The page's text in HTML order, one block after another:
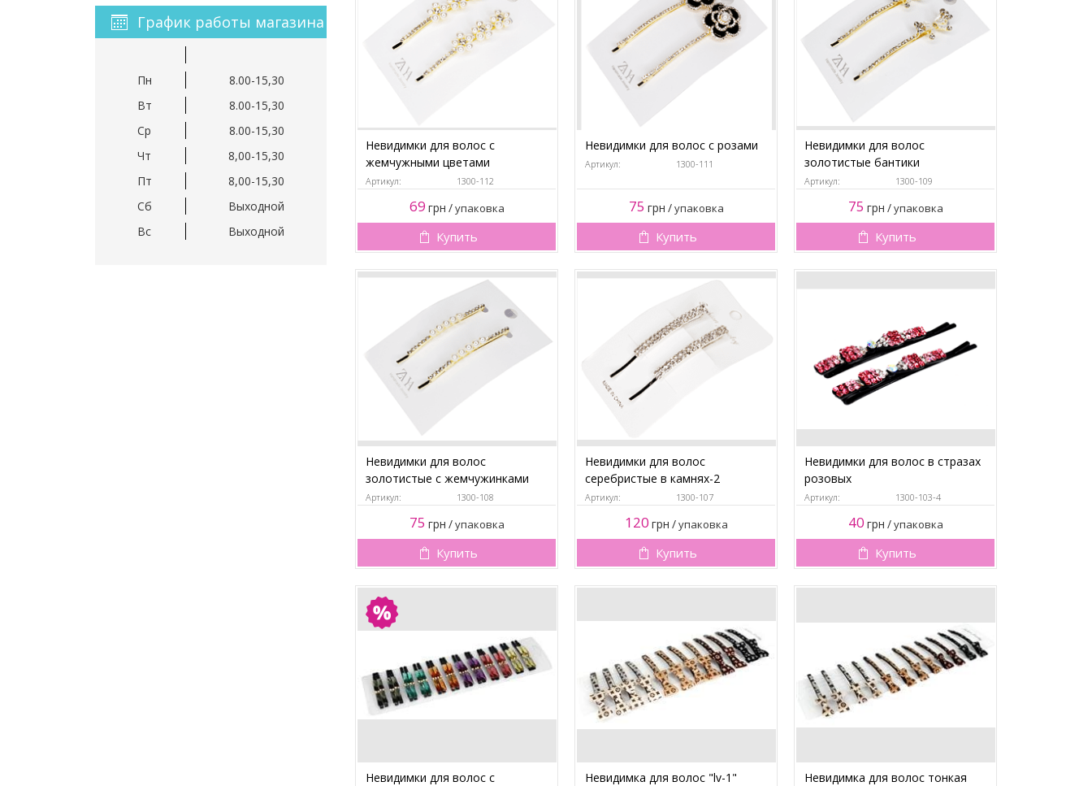
График работы магазина
Пн
8.00-15,30
Вт
8.00-15,30
Ср
8.00-15,30
Чт
8,00-15,30
Пт
8,00-15,30
Сб
Выходной
Вс
Выходной
Невидимки для волос с
жемчужными цветами
Артикул: 1300-112
69 грн /упаковка
Купить
Невидимки для волос с розами
Артикул: 1300-111
75 грн /упаковка
Купить
Невидимки для волос
золотистые бантики
Артикул: 1300-109
75 грн /упаковка
Купить
Невидимки для волос
золотистые с жемчужинками
Артикул: 1300-108
75 грн /упаковка
Купить
Невидимки для волос
серебристые в камнях-2
Артикул: 1300-107
120 грн /упаковка
Купить
Невидимки для волос в стразах
розовых
Артикул: 1300-103-4
40 грн /упаковка
Купить
Невидимки для волос с
Невидимка для волос "lv-1"
Невидимка для волос тонкая